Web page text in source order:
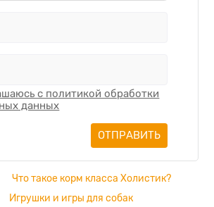
с политикой обработки
данных
Что такое корм класса Холистик?
Игрушки и игры для собак